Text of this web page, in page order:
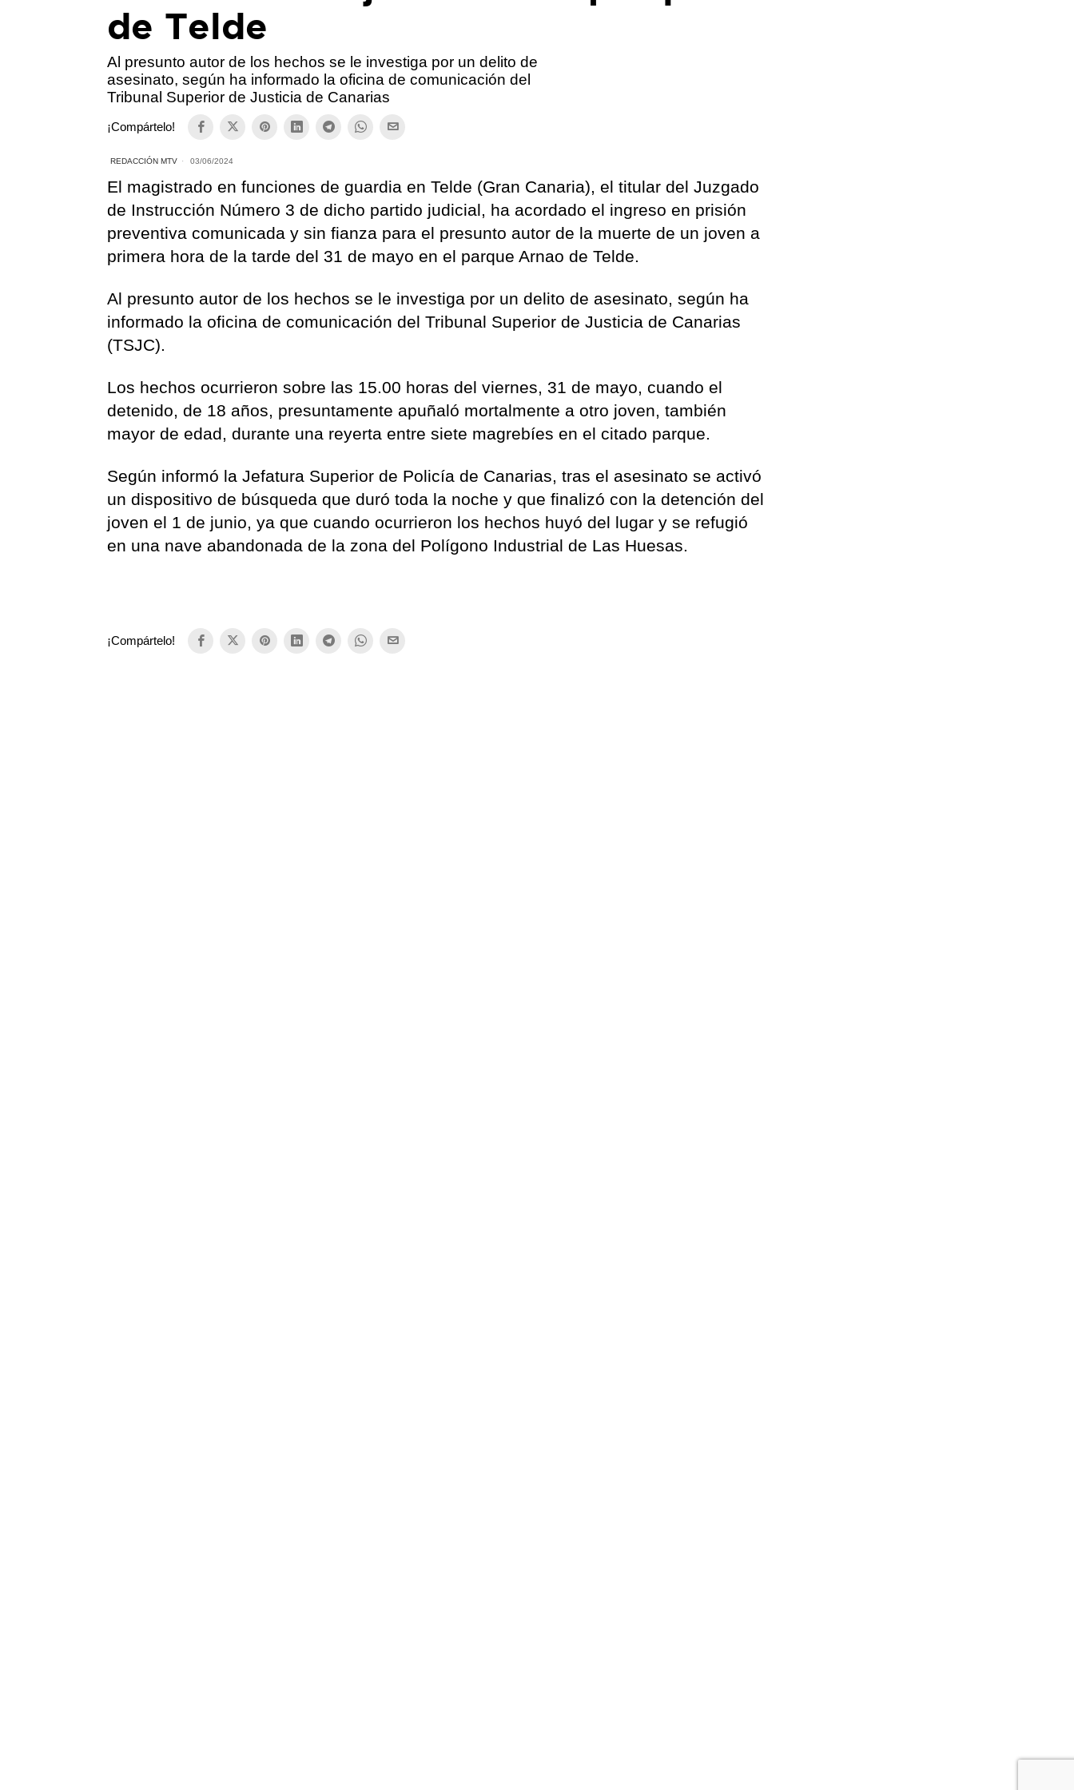
de Telde
Al presunto autor de los hechos se le investiga por un delito de
asesinato, según ha informado la oficina de comunicación del
Tribunal Superior de Justicia de Canarias
¡Compártelo!
REDACCIÓN MTV 03/06/2024
El magistrado en funciones de guardia en Telde (Gran Canaria), el titular del Juzgado
de Instrucción Número 3 de dicho partido judicial, ha acordado el ingreso en prisión
preventiva comunicada y sin fianza para el presunto autor de la muerte de un joven a
primera hora de la tarde del 31 de mayo en el parque Arnao de Telde.
Al presunto autor de los hechos se le investiga por un delito de asesinato, según ha
informado la oficina de comunicación del Tribunal Superior de Justicia de Canarias
(TSJC).
Los hechos ocurrieron sobre las 15.00 horas del viernes, 31 de mayo, cuando el
detenido, de 18 años, presuntamente apuñaló mortalmente a otro joven, también
mayor de edad, durante una reyerta entre siete magrebíes en el citado parque.
Según informó la Jefatura Superior de Policía de Canarias, tras el asesinato se activó
un dispositivo de búsqueda que duró toda la noche y que finalizó con la detención del
joven el 1 de junio, ya que cuando ocurrieron los hechos huyó del lugar y se refugió
en una nave abandonada de la zona del Polígono Industrial de Las Huesas.
¡Compártelo!